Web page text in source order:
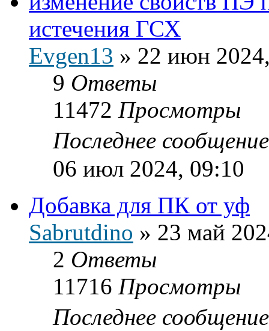
истечения ГСХ
Evgen13 » 22 июн
9 Ответы
11472 Просмотры
Последнее
06 июл 2024, 09:10
Добавка для ПК от уф
Sabrutdino » 23 май
2 Ответы
11716 Просмотры
Последнее